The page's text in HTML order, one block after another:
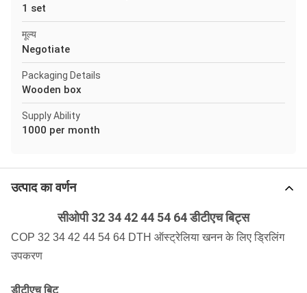
1 set
मूल्य
Negotiate
Packaging Details
Wooden box
Supply Ability
1000 per month
उत्पाद का वर्णन
सीओपी 32 34 42 44 54 64 डीटीएच बिट्स
COP 32 34 42 44 54 64 DTH ऑस्ट्रेलिया खनन के लिए ड्रिलिंग
उपकरण
डीटीएच बिट